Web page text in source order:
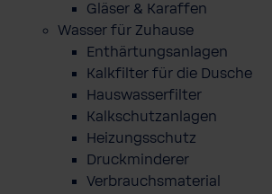
Gläser & Karaffen
Wasser für Zuhause
Enthärtungsanlagen
Kalkfilter für die Dusche
Hauswasserfilter
Kalkschutzanlagen
Heizungsschutz
Druckminderer
Verbrauchsmaterial